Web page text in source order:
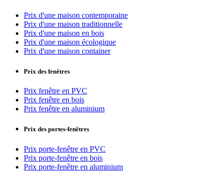
Prix d'une maison contemporaine
Prix d'une maison traditionnelle
Prix d'une maison en bois
Prix d'une maison écologique
Prix d'une maison container
Prix des fenêtres
Prix fenêtre en PVC
Prix fenêtre en bois
Prix fenêtre en aluminium
Prix des portes-fenêtres
Prix porte-fenêtre en PVC
Prix porte-fenêtre en bois
Prix porte-fenêtre en aluminium